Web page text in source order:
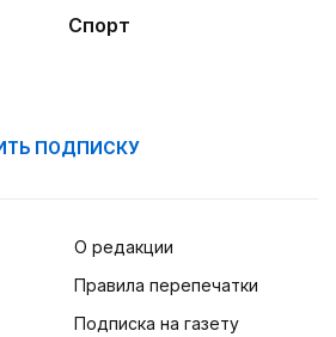
Спорт
ПОДПИСКУ
О редакции
Правила перепечатки
Подписка на газету